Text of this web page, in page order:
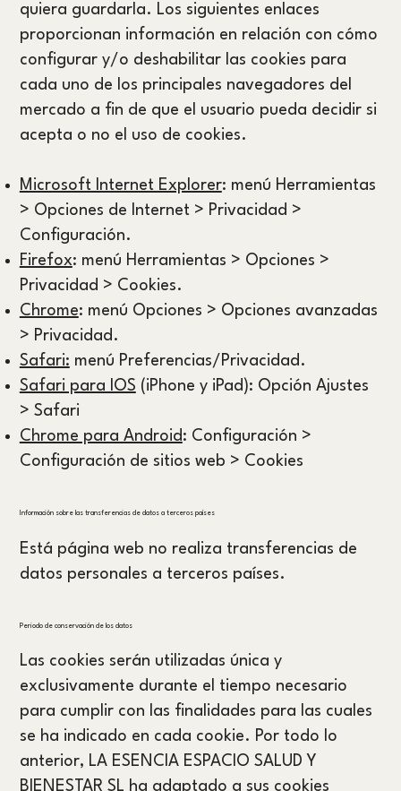
quiera guardarla. Los siguientes enlaces
proporcionan información en relación con cómo
configurar y/o deshabilitar las cookies para
cada uno de los principales navegadores del
mercado a fin de que el usuario pueda decidir si
acepta o no el uso de cookies.
Microsoft Internet Explorer: menú Herramientas
> Opciones de Internet > Privacidad >
Configuración.
Firefox: menú Herramientas > Opciones >
Privacidad > Cookies.
Chrome: menú Opciones > Opciones avanzadas
> Privacidad.
Safari: menú Preferencias/Privacidad.
Safari para IOS (iPhone y iPad): Opción Ajustes
> Safari
Chrome para Android: Configuración >
Configuración de sitios web > Cookies
Información sobre las transferencias de datos a terceros países
Está página web no realiza transferencias de
datos personales a terceros países.
Periodo de conservación de los datos
Las cookies serán utilizadas única y
exclusivamente durante el tiempo necesario
para cumplir con las finalidades para las cuales
se ha indicado en cada cookie. Por todo lo
anterior, LA ESENCIA ESPACIO SALUD Y
BIENESTAR SL ha adaptado a sus cookies